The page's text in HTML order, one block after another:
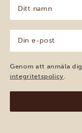
namn
(Obligatoriskt)
post
(Obligatoriskt)
Genom att anmäla
integritetspolicy.